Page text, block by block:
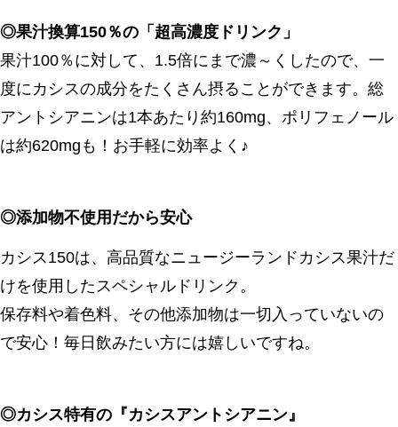
◎果汁換算150％の「超高濃度ドリンク」
果汁100％に対して、1.5倍にまで濃～くしたので、一
度にカシスの成分をたくさん摂ることができます。総
アントシアニンは1本あたり約160mg、ポリフェノール
は約620mgも！お手軽に効率よく♪
◎添加物不使用だから安心
カシス150は、高品質なニュージーランドカシス果汁だ
けを使用したスペシャルドリンク。
保存料や着色料、その他添加物は一切入っていないの
で安心！毎日飲みたい方には嬉しいですね。
◎カシス特有の『カシスアントシアニン』